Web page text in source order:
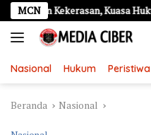
Langsung
ke
konten
MCN
Kekerasan, Kuasa Hukum
Nasional Hukum Peristiwa
Beranda Nasional